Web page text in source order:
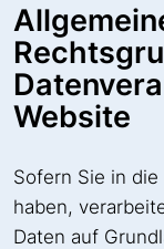
Website
Sofern Sie in
haben,
Daten auf